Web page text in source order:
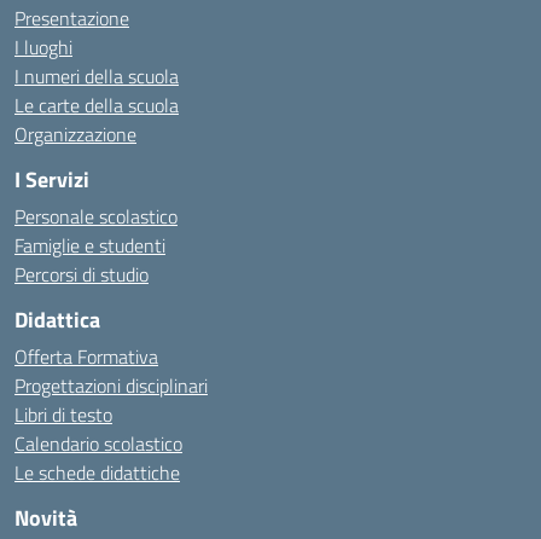
Presentazione
I luoghi
I numeri della scuola
Le carte della scuola
Organizzazione
I Servizi
Personale scolastico
Famiglie e studenti
Percorsi di studio
Didattica
Offerta Formativa
Progettazioni disciplinari
Libri di testo
Calendario scolastico
Le schede didattiche
Novità